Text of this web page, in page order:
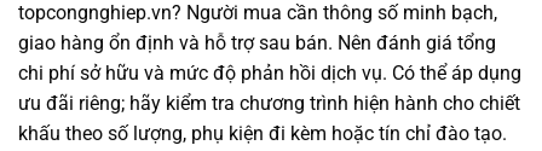
topcongnghiep.vn? Người mua cần thông số minh bạch,
giao hàng ổn định và hỗ trợ sau bán. Nên đánh giá tổng
chi phí sở hữu và mức độ phản hồi dịch vụ. Có thể áp dụng
ưu đãi riêng; hãy kiểm tra chương trình hiện hành cho chiết
khấu theo số lượng, phụ kiện đi kèm hoặc tín chỉ đào tạo.